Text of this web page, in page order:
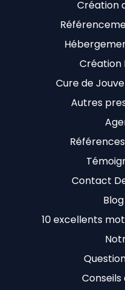
Création
Création
Cure de
Autres
Contact
10 excellents
Conseils